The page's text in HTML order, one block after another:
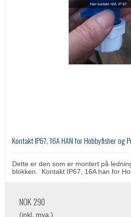
Kontakt IP67, 16A HAN for Hobbyfisher og
Dette er den som er montert på
blokken. Kontakt IP67, 16A han for
NOK 290
(inkl. mva.)